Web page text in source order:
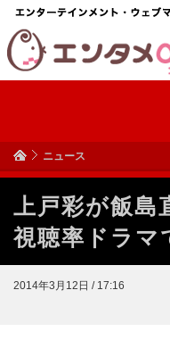
ニュース
上戸彩が飯
視聴率ドラマ
2014年3月12日 / 17:16